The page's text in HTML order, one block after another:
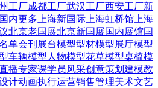
工厂成都工厂武汉工厂西安工厂新
国内更多 上海新国际 上海虹桥馆 上海
北京老国展北京新国展国内展馆国
单会刊 展台模型型材模型展厅模型
车辆模型 人物模型花草模型桌椅模
播专家课学员风采创意策划 建模教
计动画执行运营销售管理美术文艺